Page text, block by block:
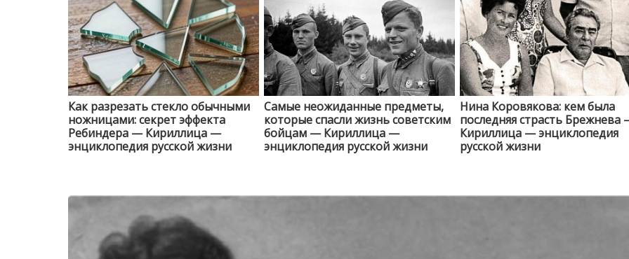
Как разрезать стекло обычными
ножницами: секрет эффекта
Ребиндера — Кириллица —
энциклопедия русской жизни
Самые неожиданные предметы,
которые спасли жизнь советским
бойцам — Кириллица —
энциклопедия русской жизни
Нина Коровякова: кем была
последняя страсть Брежнева
Кириллица — энциклопедия
русской жизни